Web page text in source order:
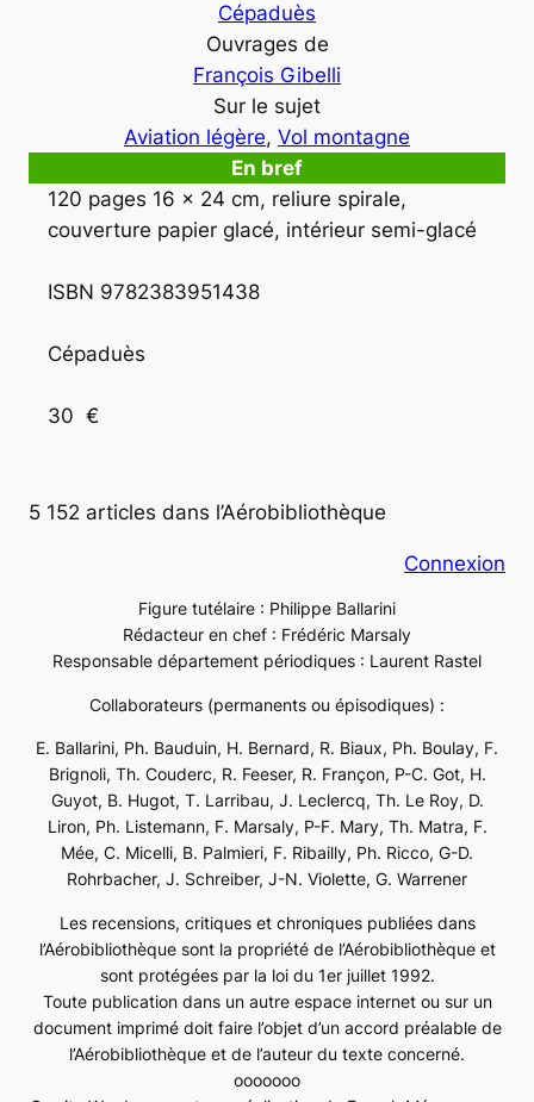
Cépaduès
Ouvrages de
François Gibelli
Sur le sujet
Aviation légère, Vol montagne
En bref
120 pages 16 x 24 cm, reliure spirale,
couverture papier glacé, intérieur semi-glacé
ISBN 9782383951438
Cépaduès
30  €
5 152 articles dans l’Aérobibliothèque
Connexion
Figure tutélaire : Philippe Ballarini
Rédacteur en chef : Frédéric Marsaly
Responsable département périodiques : Laurent Rastel
Collaborateurs (permanents ou épisodiques) :
E. Ballarini, Ph. Bauduin, H. Bernard, R. Biaux, Ph. Boulay, F.
Brignoli, Th. Couderc, R. Feeser, R. Françon, P-C. Got, H.
Guyot, B. Hugot, T. Larribau, J. Leclercq, Th. Le Roy, D.
Liron, Ph. Listemann, F. Marsaly, P-F. Mary, Th. Matra, F.
Mée, C. Micelli, B. Palmieri, F. Ribailly, Ph. Ricco, G-D.
Rohrbacher, J. Schreiber, J-N. Violette, G. Warrener
Les recensions, critiques et chroniques publiées dans
l’Aérobibliothèque sont la propriété de l’Aérobibliothèque et
sont protégées par la loi du 1er juillet 1992.
Toute publication dans un autre espace internet ou sur un
document imprimé doit faire l’objet d’un accord préalable de
l’Aérobibliothèque et de l’auteur du texte concerné.
ooooooo